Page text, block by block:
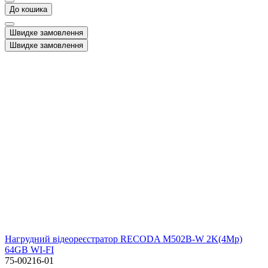
До кошика
Швидке замовлення
Швидке замовлення
Нагрудний відеореєстратор RECODA M502B-W 2K(4Mp)
64GB WI-FI
75-00216-01